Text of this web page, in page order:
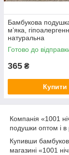
Бамбукова
м’яка,
натуральна
Готово до
365 ₴
Купити
Компанія «1001
подушки оптом і в
Купивши
магазині «1001